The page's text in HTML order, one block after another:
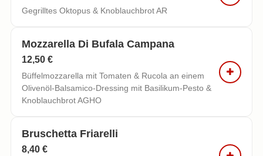
Gegrilltes Oktopus & Knoblauchbrot AR
Mozzarella Di Bufala Campana
12,50 €
Büffelmozzarella mit Tomaten & Rucola an einem
Olivenöl-Balsamico-Dressing mit Basilikum-Pesto &
Knoblauchbrot AGHO
Bruschetta Friarelli
8,40 €